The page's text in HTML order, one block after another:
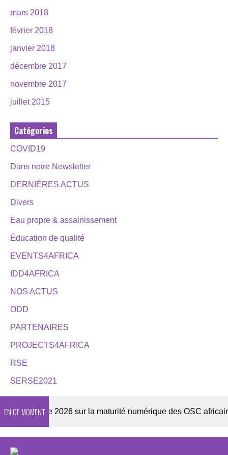
mars 2018
février 2018
janvier 2018
décembre 2017
novembre 2017
juillet 2015
Catégories
COVID19
Dans notre Newsletter
DERNIÈRES ACTUS
Divers
Eau propre & assainissement
Éducation de qualité
EVENTS4AFRICA
IDD4AFRICA
NOS ACTUS
ODD
PARTENAIRES
PROJECTS4AFRICA
RSE
SERSE2021
EN CE MOMENT
Enquête 2026 sur la maturité numérique des OSC africaines